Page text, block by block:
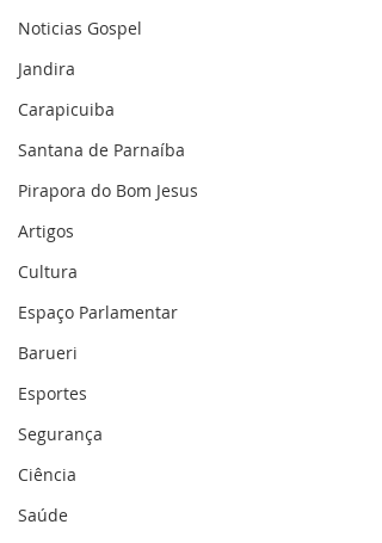
Noticias Gospel
Jandira
Carapicuiba
Santana de Parnaíba
Pirapora do Bom Jesus
Artigos
Cultura
Espaço Parlamentar
Barueri
Esportes
Segurança
Ciência
Saúde